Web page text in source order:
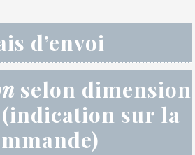
d’envoi
selon dimension
sur la